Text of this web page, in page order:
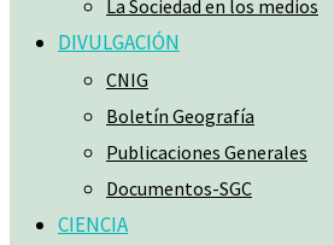
La Sociedad en los medios
DIVULGACIÓN
CNIG
Boletín Geografía
Publicaciones Generales
Documentos-SGC
CIENCIA